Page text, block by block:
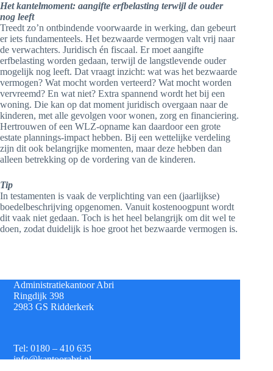
Het kantelmoment: aangifte erfbelasting terwijl de ouder
nog leeft
Treedt zo’n ontbindende voorwaarde in werking, dan gebeurt
er iets fundamenteels. Het bezwaarde vermogen valt vrij naar
de verwachters. Juridisch én fiscaal. Er moet aangifte
erfbelasting worden gedaan, terwijl de langstlevende ouder
mogelijk nog leeft. Dat vraagt inzicht: wat was het bezwaarde
vermogen? Wat mocht worden verteerd? Wat mocht worden
vervreemd? En wat niet? Extra spannend wordt het bij een
woning. Die kan op dat moment juridisch overgaan naar de
kinderen, met alle gevolgen voor wonen, zorg en financiering.
Hertrouwen of een WLZ-opname kan daardoor een grote
estate plannings-impact hebben. Bij een wettelijke verdeling
zijn dit ook belangrijke momenten, maar deze hebben dan
alleen betrekking op de vordering van de kinderen.
Tip
In testamenten is vaak de verplichting van een (jaarlijkse)
boedelbeschrijving opgenomen. Vanuit kostenoogpunt wordt
dit vaak niet gedaan. Toch is het heel belangrijk om dit wel te
doen, zodat duidelijk is hoe groot het bezwaarde vermogen is.
Administratiekantoor Abri
Ringdijk 398
2983 GS Ridderkerk
Tel: 0180 – 410 635
info@kantoorabri.nl